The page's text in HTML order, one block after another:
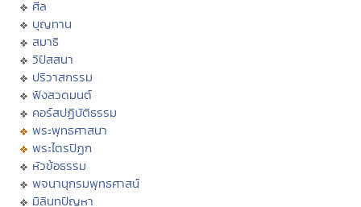
ศีล
บุญทาน
สมาธิ
วิปัสสนา
ปริวาสกรรม
ฟังสวดมนต์
คอร์สปฏิบัติธรรม
พระพุทธศาสนา
พระไตรปิฏก
หัวข้อธรรม
พจนานุกรมพุทธศาสน์
มิลินทปัญหา